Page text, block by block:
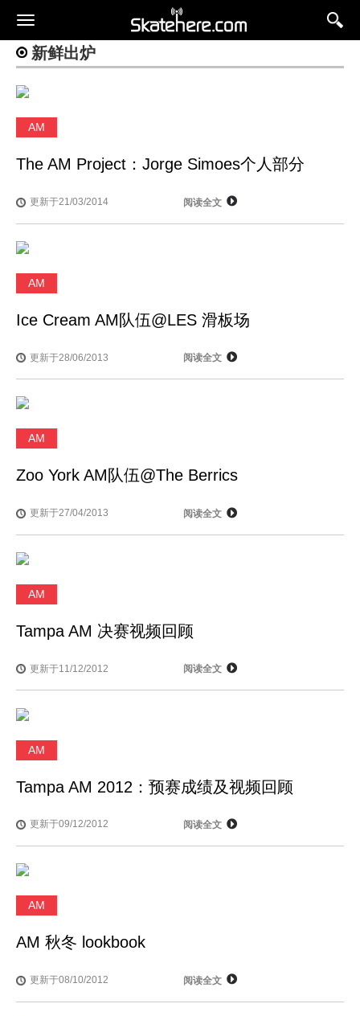
新鲜出炉
AM
The AM Project：Jorge Simoes个人部分
更新于21/03/2014 阅读全文
AM
Ice Cream AM队伍@LES 滑板场
更新于28/06/2013 阅读全文
AM
Zoo York AM队伍@The Berrics
更新于27/04/2013 阅读全文
AM
Tampa AM 决赛视频回顾
更新于11/12/2012 阅读全文
AM
Tampa AM 2012：预赛成绩及视频回顾
更新于09/12/2012 阅读全文
AM
AM 秋冬 lookbook
更新于08/10/2012 阅读全文